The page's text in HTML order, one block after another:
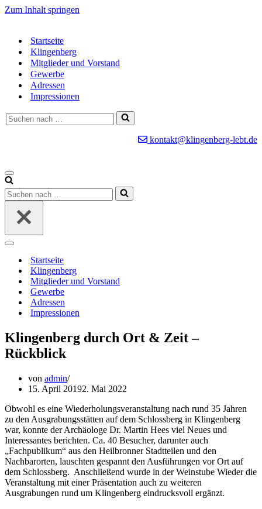
Zum Inhalt springen
Startseite
Klingenberg
Mitglieder und Vorstand
Gewerbe
Adressen
Impressionen
Suchen
nach …
kontakt@klingenberg-lebt.de
Navigationsmenü
Suchen
nach …
Navigationsmenü
Startseite
Klingenberg
Mitglieder und Vorstand
Gewerbe
Adressen
Impressionen
Klingenberg durch Ort & Zeit –
Rückblick
von admin
15. April 20192. Mai 2022
Obwohl es eine Wiederholungsveranstaltung nach rund 35 Jahren
zu den Ausgrabungsstätten auf dem Schlossberg in Klingenberg
war, konnte der Archäologe Dr. Martin Hees viel Neues und
Interessantes berichten. Ca. 40 Besucher, darunter auch
„Fachpublikum“ aus den Heilbronner Stadtteilen und den
Nachbarorten, lauschten gespannt den Ausführungen vor Ort auf
dem Schlossberg. Anschließend wurde in der Weinstube Wieder die
Veranstaltung mit einer Präsentation auch zu weiteren
Ausgrabungen rund um Klingenberg eindrucksvoll ergänzt.